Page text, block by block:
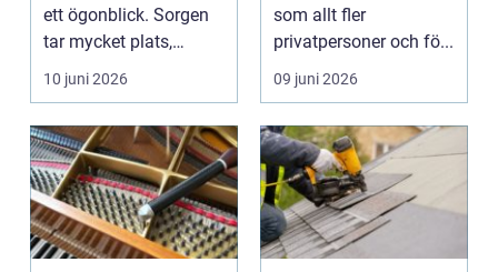
ett ögonblick. Sorgen
tar mycket plats,
samtidigt som många
10 juni 2026
som allt fler
privatpersoner och fö...
09 juni 2026